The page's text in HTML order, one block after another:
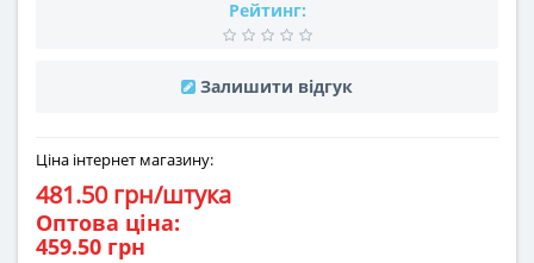
Рейтинг:
Залишити відгук
Ціна інтернет магазину:
481.50 грн/штука
Оптова ціна:
459.50 грн